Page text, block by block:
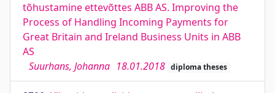
tõhustamine ettevõttes ABB AS. Improving the
Process of Handling Incoming Payments for
Great Britain and Ireland Business Units in ABB
AS
Suurhans, Johanna 18.01.2018 diploma theses